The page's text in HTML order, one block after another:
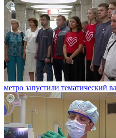
метро запустили тематический